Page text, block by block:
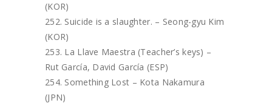
(KOR)
Suicide is a slaughter. – Seong-gyu Kim
(KOR)
La Llave Maestra (Teacher’s keys) –
Rut García, David García (ESP)
Something Lost – Kota Nakamura
(JPN)